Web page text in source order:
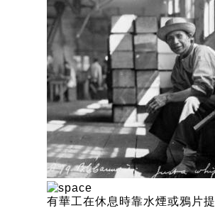
有華工在休息時靠水煙或鴉片